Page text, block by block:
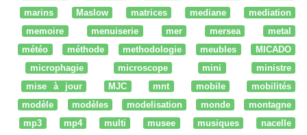
marins
Maslow matrices mediane
mediation
memoire
menuiserie mer mersea
metal
météo
méthode methodologie meubles
MICADO
microphagie
microscope mini
ministre
mise à jour
MJC mnt mobile
mobilités
modèle
modèles modelisation monde
montagne
mp3
mp4 multi musee musiques
nacelle